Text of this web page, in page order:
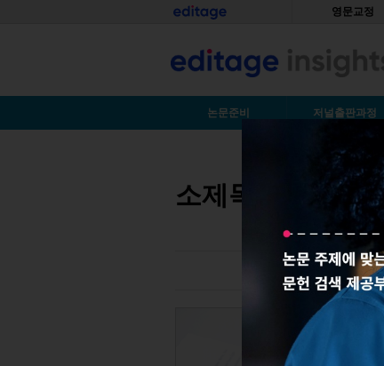
홈 영문교정
논문준비 저널출판과정
소제목(major